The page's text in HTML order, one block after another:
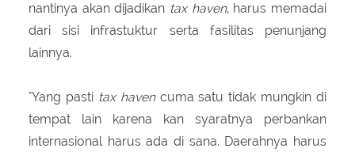
nantinya akan dijadikan tax haven, harus memadai
dari sisi infrastuktur serta fasilitas penunjang
lainnya.
"Yang pasti tax havencuma satu tidak mungkin di
tempat lain karena kan syaratnya perbankan
internasional harus ada di sana. Daerahnya harus